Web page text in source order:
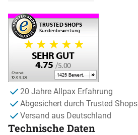
20 Jahre Allpax Erfahrung
Abgesichert durch Trusted Shops
Versand aus Deutschland
Technische Daten